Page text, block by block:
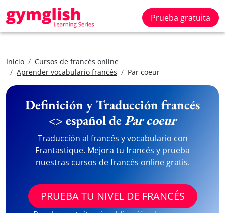
Prueba gratuita
Inicio
Cursos de francés online
Aprender vocabulario francés
Par coeur
Definición y Traducción francés
<> español dePar coeur
Traducción al francés y vocabulario con
Frantastique. Mejora tu francés y prueba
nuestras cursos de francés onlinegratis.
PRUEBA TU NIVEL DE FRANCÉS